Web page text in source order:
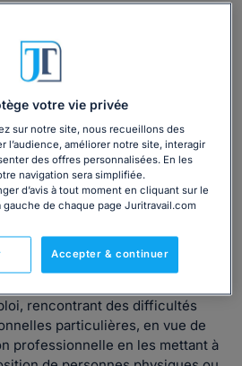
phonographique ;
et de sondage ;
de la viande ;
d'assistance technique,
à l'étranger ;
réalisée dans le cadre d'une
d'un arrangement
pris en application d'une telle
;
rencontrant des difficultés
particulières, en vue de
professionnelle en les mettant à
votre vie privée
sur notre site, nous recueillons des
l’audience, améliorer notre site, interagir
des offres personnalisées. En les
navigation sera simplifiée.
d’avis à tout moment en cliquant sur le
de chaque page Juritravail.com
Accepter & continuer